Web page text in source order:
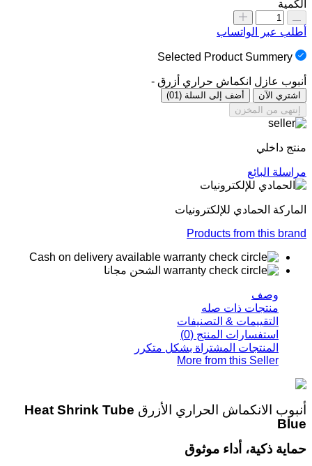
الكمية
أطلب عبر الواتساب
Selected Product Summery
أنبوب عازل انكماش حراري أزرق -
اشتري الآن أضف إلى السلة (01)
إنتهى من المخزن
منتج داخلي
مراسلة البائع
الماركة الحمادي للإلكترونيات
Products from this brand
Cash on delivery available
الشحن مجانا
وصف
منتجات ذات صله
التقييمات & التصنيفات
استفسارات المنتج (0)
المنتجات المشتراة بشكل متكرر
More from this Seller
أنبوب الانكماش الحراري الأزرق Heat Shrink Tube
Blue
حماية ذكية، أداء موثوق